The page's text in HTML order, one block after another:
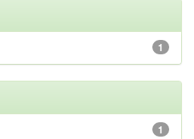
1
1